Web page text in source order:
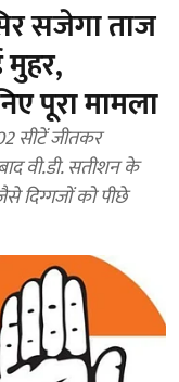
सजेगा ताज
पूरा मामला
सीटें जीतकर
वी.डी. सतीशन के
दिग्गजों को पीछे